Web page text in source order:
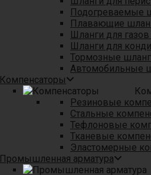
Подогреваемые
Плавающие
Шланги для
Шланги для
Тормозные
Автомобильные
Компенсаторы
Резиновые
Стальные
Тефлоновые
Тканевые
Эластомерные
Промышленная арматура